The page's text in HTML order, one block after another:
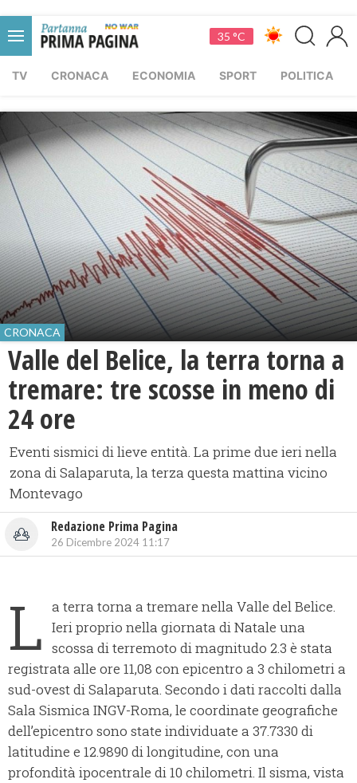
35 °C
TV CRONACA ECONOMIA SPORT POLITICA
CRONACA
Valle del Belice, la terra torna a
tremare: tre scosse in meno di
24 ore
Eventi sismici di lieve entità. La prime due ieri nella
zona di Salaparuta, la terza questa mattina vicino
Montevago
Redazione Prima Pagina
26 Dicembre 2024 11:17
L a terra torna a tremare nella Valle del Belice.
Ieri proprio nella giornata di Natale una
scossa di terremoto di magnitudo 2.3 è stata
registrata alle ore 11,08 con epicentro a 3 chilometri a
sud-ovest di Salaparuta. Secondo i dati raccolti dalla
Sala Sismica INGV-Roma, le coordinate geografiche
dell’epicentro sono state individuate a 37.7330 di
latitudine e 12.9890 di longitudine, con una
profondità ipocentrale di 10 chilometri. Il sisma, vista